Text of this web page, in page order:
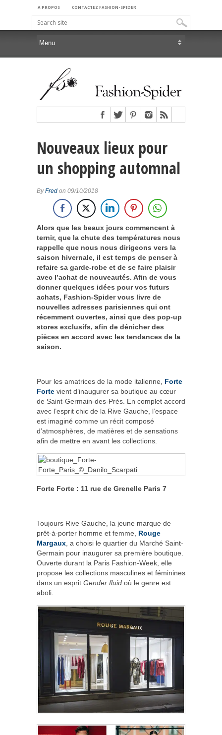
A PROPOS CONTACTEZ FASHION-SPIDER
Nouveaux lieux pour
un shopping automnal
ByFred on 09/10/2018
Alors que les beaux jours commencent à
ternir, que la chute des températures nous
rappelle que nous nous dirigeons vers la
saison hivernale, il est temps de penser à
refaire sa garde-robe et de se faire plaisir
avec l’achat de nouveautés. Afin de vous
donner quelques idées pour vos futurs
achats, Fashion-Spider vous livre de
nouvelles adresses parisiennes qui ont
récemment ouvertes, ainsi que des pop-up
stores exclusifs, afin de dénicher des
pièces en accord avec les tendances de la
saison.
Pour les amatrices de la mode italienne, Forte
Forte vient d’inaugurer sa boutique au cœur
de Saint-Germain-des-Prés. En complet accord
avec l’esprit chic de la Rive Gauche, l’espace
est imaginé comme un récit composé
d’atmosphères, de matières et de sensations
afin de mettre en avant les collections.
Forte Forte : 11 rue de Grenelle Paris 7
Toujours Rive Gauche, la jeune marque de
prêt-à-porter homme et femme, Rouge
Margaux , a choisi le quartier du Marché Saint-
Germain pour inaugurer sa première boutique.
Ouverte durant la Paris Fashion-Week, elle
propose les collections masculines et féminines
dans un esprit Gender fluid où le genre est
aboli.